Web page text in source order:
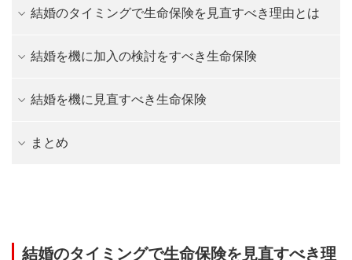
結婚のタイミングで生命保険を見直すべき理由とは
結婚を機に加入の検討をすべき生命保険
結婚を機に見直すべき生命保険
まとめ
結婚のタイミングで生命保険を見直すべき理